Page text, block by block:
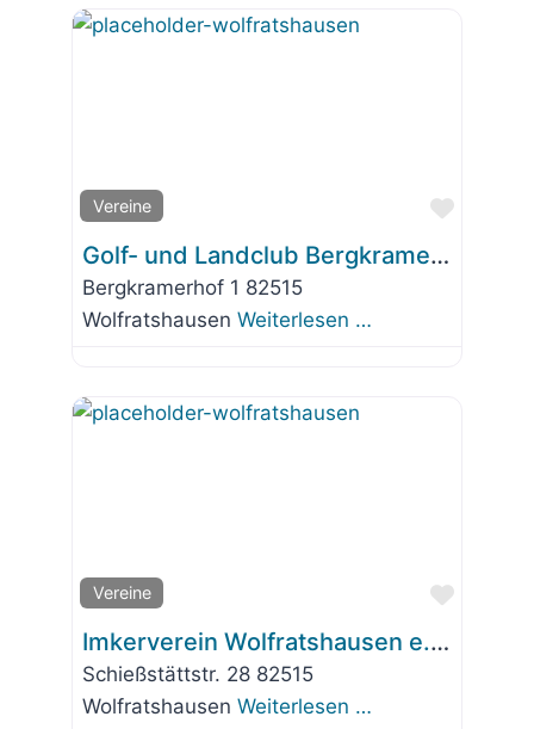
Vereine
Favorit
Golf- und Landclub Bergkramerhof e.V.
Bergkramerhof 1 82515
Wolfratshausen Weiterlesen …
Vereine
Favorit
Imkerverein Wolfratshausen e.V. Isar-Loisachtal
Schießstättstr. 28 82515
Wolfratshausen Weiterlesen …